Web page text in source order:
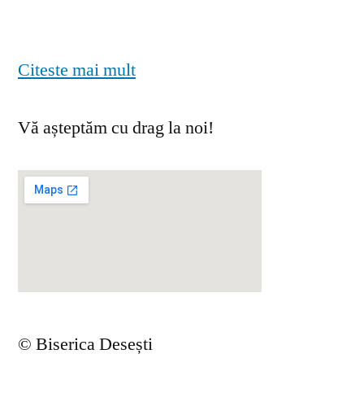
Citeste mai mult
Vă așteptăm cu drag la noi!
© Biserica Desești